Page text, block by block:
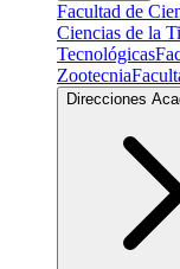
Facultad de
Ciencias de la
Tecnológicas
Zootecnia
Direcciones